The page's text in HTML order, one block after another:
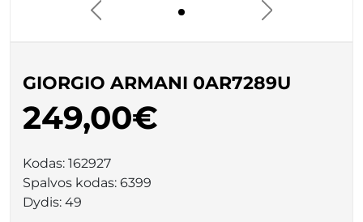
GIORGIO ARMANI 0AR7289U
249,00€
Kodas: 162927
Spalvos kodas: 6399
Dydis: 49